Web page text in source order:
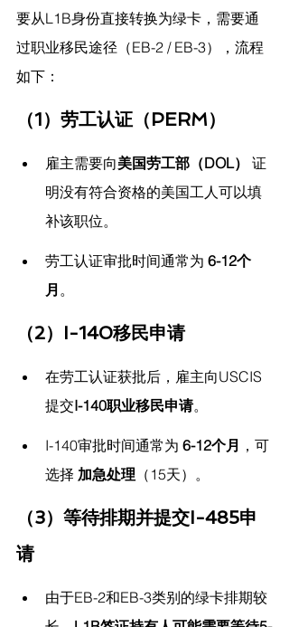
要从L1B身份直接转换为绿卡，需要通
过职业移民途径（EB-2 / EB-3），流程
如下：
（1）劳工认证（PERM）
雇主需要向美国劳工部（DOL）
证
明没有符合资格的美国工人可以填
补该职位。
劳工认证审批时间通常为 6-12个
月 。
（2）I-140移民申请
在劳工认证获批后，雇主向USCIS
提交I-140职业移民申请。
I-140审批时间通常为 6-12个月 ，可
选择 加急处理 （15天）。
（3）等待排期并提交I-485申
请
由于EB-2和EB-3类别的绿卡排期较